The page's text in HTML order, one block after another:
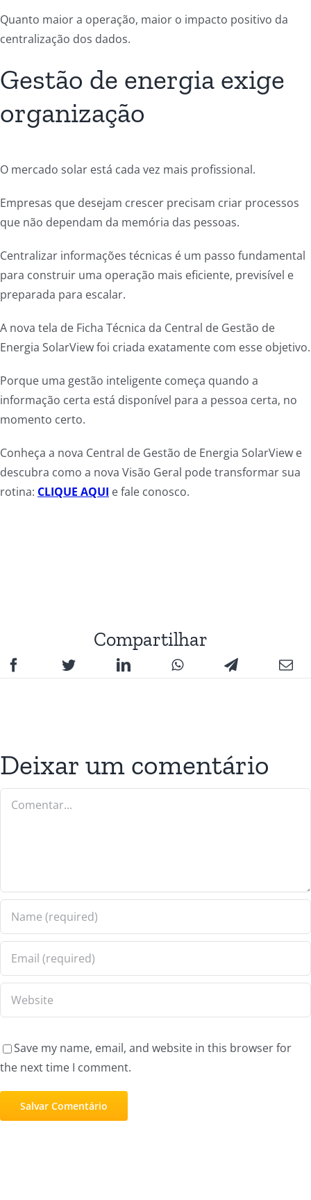
Quanto maior a operação, maior o impacto positivo da
centralização dos dados.
Gestão de energia exige
organização
O mercado solar está cada vez mais profissional.
Empresas que desejam crescer precisam criar processos
que não dependam da memória das pessoas.
Centralizar informações técnicas é um passo fundamental
para construir uma operação mais eficiente, previsível e
preparada para escalar.
A nova tela de Ficha Técnica da Central de Gestão de
Energia SolarView foi criada exatamente com esse objetivo.
Porque uma gestão inteligente começa quando a
informação certa está disponível para a pessoa certa, no
momento certo.
Conheça a nova Central de Gestão de Energia SolarView e
descubra como a nova Visão Geral pode transformar sua
rotina: CLIQUE AQUI e fale conosco.
Compartilhar
Deixar um comentário
Save my name, email, and website in this browser for
the next time I comment.